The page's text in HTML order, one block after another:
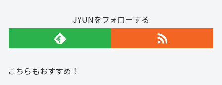
JYUNをフォローする
こちらもおすすめ！